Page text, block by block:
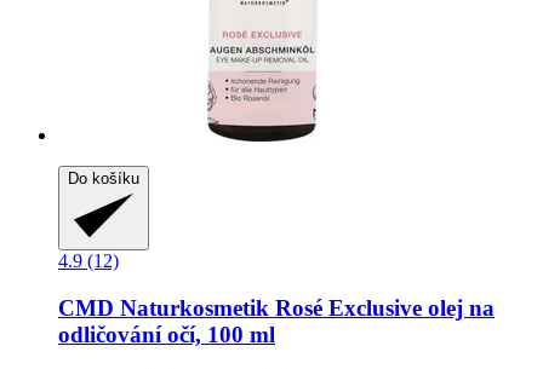
Do košíku
4.9 (12)
CMD Naturkosmetik Rosé Exclusive olej na
odličování očí, 100 ml